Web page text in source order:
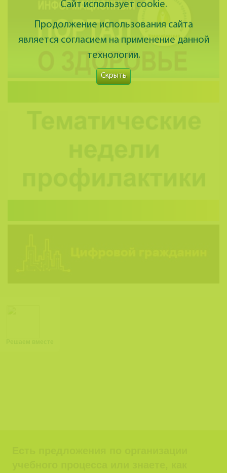
Сайт использует cookie.
Продолжение использования сайта
является согласием на применение данной
технологии.
Скрыть